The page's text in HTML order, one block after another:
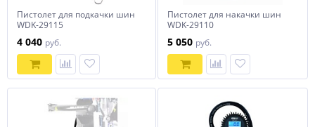
Пистолет для подкачки шин
WDK-29115
4 040 руб.
Пистолет для накачки шин
WDK-29110
5 050 руб.